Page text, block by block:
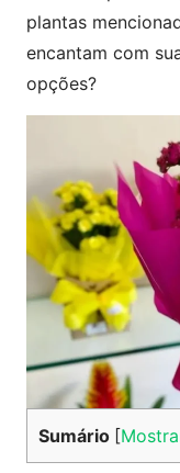
plantas
encantam com
opções?
Sumário [